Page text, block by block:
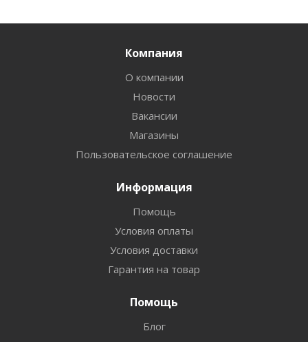
Компания
О компании
Новости
Вакансии
Магазины
Пользовательское соглашение
Информация
Помощь
Условия оплаты
Условия доставки
Гарантия на товар
Помощь
Блог